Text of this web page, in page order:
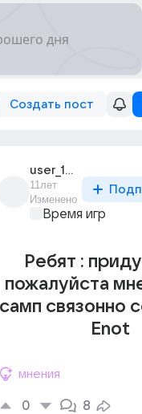
Создать пост
user_192415296
11лет
Изменено
Время игр
Ребят :
пожалуйста
самп связонно
Enot
мнения
0 8